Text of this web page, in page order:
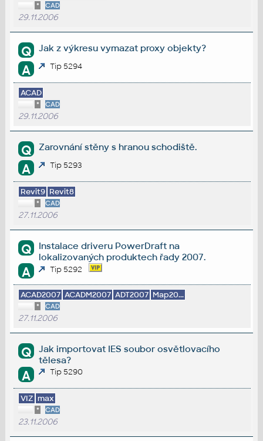
* CAD
29.11.2006
Q Jak z výkresu vymazat proxy objekty?
A Tip 5294
ACAD
* CAD
29.11.2006
Q Zarovnání stěny s hranou schodiště.
A Tip 5293
Revit9 Revit8
* CAD
27.11.2006
Q
Instalace driveru PowerDraft na
lokalizovaných produktech řady 2007.
A Tip 5292
ACAD2007 ACADM2007 ADT2007 Map20...
* CAD
27.11.2006
Q
Jak importovat IES soubor osvětlovacího
tělesa?
A Tip 5290
VIZ max
* CAD
23.11.2006